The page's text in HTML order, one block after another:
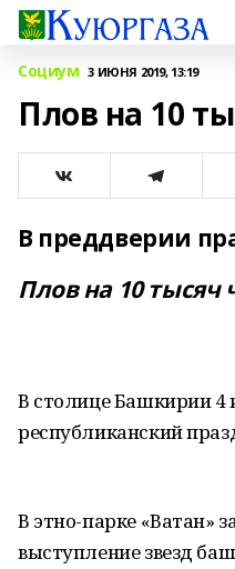
Социум 3 ИЮНЯ 2019, 13:19
Плов на 10
В преддверии
Плов на 10 тысяч
В столице Башкирии 4
республиканский
В этно-парке «Ватан»
выступление звезд